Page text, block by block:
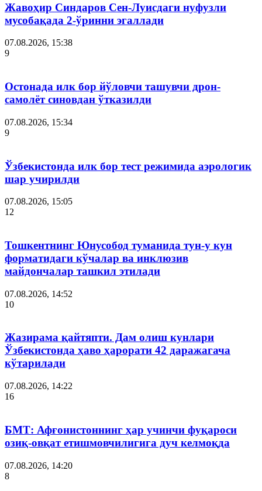
Жавоҳир Синдаров Сен-Луисдаги нуфузли
мусобақада 2-ўринни эгаллади
07.08.2026, 15:38
9
Остонада илк бор йўловчи ташувчи дрон-
самолёт синовдан ўтказилди
07.08.2026, 15:34
9
Ўзбекистонда илк бор тест режимида аэрологик
шар учирилди
07.08.2026, 15:05
12
Тошкентнинг Юнусобод туманида тун-у кун
форматидаги кўчалар ва инклюзив
майдончалар ташкил этилади
07.08.2026, 14:52
10
Жазирама қайтяпти. Дам олиш кунлари
Ўзбекистонда ҳаво ҳарорати 42 даражагача
кўтарилади
07.08.2026, 14:22
16
БМТ: Афғонистоннинг ҳар учинчи фуқароси
озиқ-овқат етишмовчилигига дуч келмоқда
07.08.2026, 14:20
8